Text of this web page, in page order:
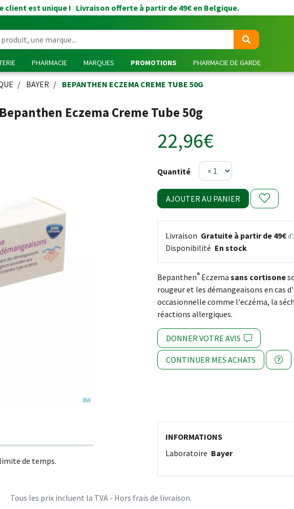
client est unique ! Livraison offerte à partir de 49€ en Belgique.
PHARMACIE MARQUES PROMOTIONS PHARMACIE DE GARDE
BAYER BEPANTHEN ECZEMA CREME TUBE 50G
Bepanthen Eczema Creme Tube 50g
22,96€
Quantité
AJOUTER AU PANIER
Livraison Gratuite à partir de 49€
Disponibilité En stock
Bepanthen® Eczema sans cortisone
rougeur et les démangeaisons en cas
occasionnelle comme l'eczéma, la
réactions allergiques.
DONNER VOTRE AVIS
CONTINUER MES ACHATS
de temps.
INFORMATIONS
Laboratoire Bayer
Tous les prix incluent la TVA - Hors frais de livraison.